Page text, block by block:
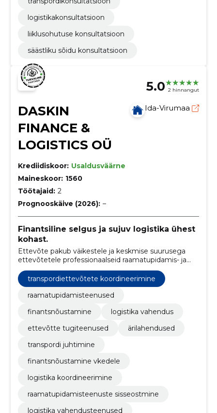
logistikakonsultatsioon
liiklusohutuse konsultatsioon
säästliku sõidu konsultatsioon
5.0 2 hinnangut
DASKIN
FINANCE &
LOGISTICS OÜ
Ida-Virumaa
Krediidiskoor: Usaldusväärne
Maineskoor: 1560
Töötajaid: 2
Prognooskäive (2026): –
Finantsiline selgus ja sujuv logistika ühest
kohast.
Ettevõte pakub väikestele ja keskmise suurusega
ettevõtetele professionaalseid raamatupidamis- ja
klientidele selged finantsprotsessid ja sujuvad
logistikaühendused.
transpordiettevõtete koordineerimine
raamatupidamisteenused
finantsnõustamine
logistika vahendus
ettevõtte tugiteenused
ärilahendused
transpordi juhtimine
finantsnõustamine vkedele
logistika koordineerimine
raamatupidamisteenuste sisseostmine
logistika vahendusteenused